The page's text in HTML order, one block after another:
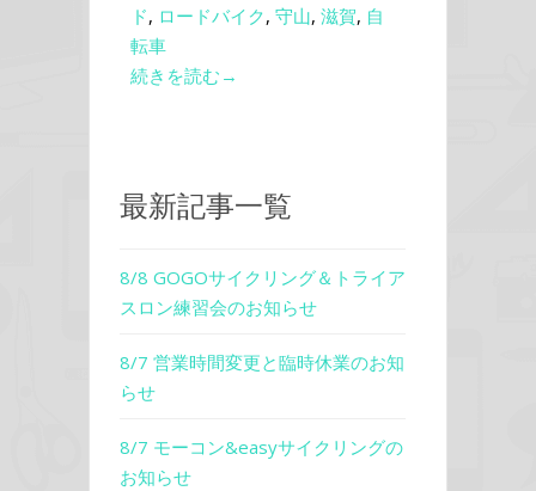
ド, ロードバイク, 守山, 滋賀, 自
転車
続きを読む→
最新記事一覧
8/8 GOGOサイクリング＆トライア
スロン練習会のお知らせ
8/7 営業時間変更と臨時休業のお知
らせ
8/7 モーコン&easyサイクリングの
お知らせ